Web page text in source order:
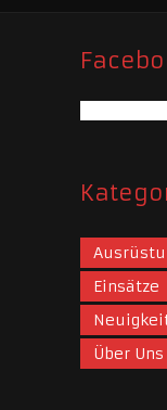
Einsätze
Über Uns